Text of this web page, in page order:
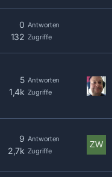
Antworten
0
Zugriffe
132
Antworten
5
Zugriffe
1,4k
Antworten
9
Zugriffe
2,7k